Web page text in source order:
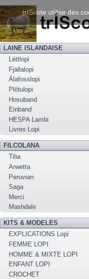
LAINE ISLANDAISE
Léttlopi
Fjallalopi
Álafosslopi
Plötulopi
Hosuband
Einband
HESPA Lambi
Livres Lopi
FILCOLANA
Tilia
Arwetta
Peruvian
Saga
Merci
Mashdale
KITS & MODELES
EXPLICATIONS Lopi
FEMME LOPI
HOMME & MIXTE LOPI
ENFANT LOPI
CROCHET
trIScote utilise des